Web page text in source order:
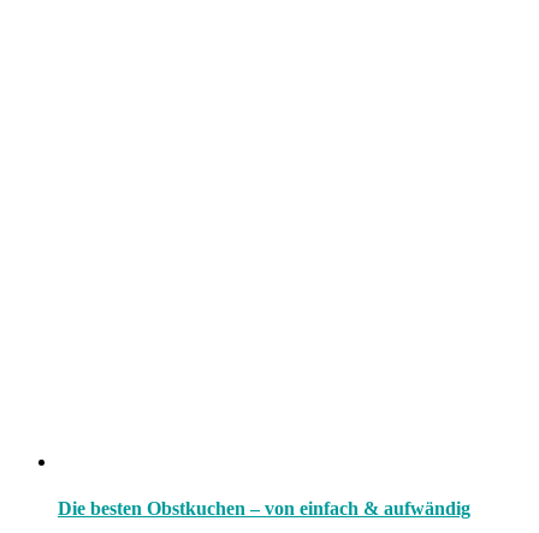
Die besten Obstkuchen – von einfach & aufwändig